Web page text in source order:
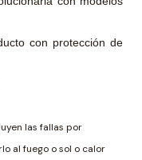
con protección de
las fallas por
al fuego o sol o calor